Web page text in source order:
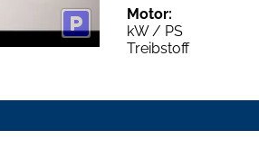
Motor:
kW / PS
Treibstoff